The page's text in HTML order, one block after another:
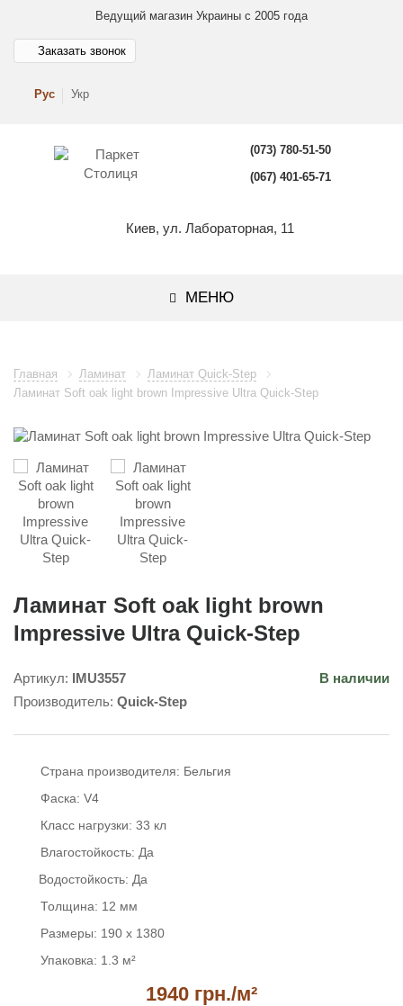
Ведущий магазин Украины с 2005 года
Рус Укр
Заказать звонок
(073) 780-51-50
(067) 401-65-71
Киев, ул. Лабораторная, 11
МЕНЮ
Главная Ламинат
Ламинат Quick-Step
Ламинат Soft oak light brown Impressive Ultra Quick-Step
Ламинат Soft oak light brown
Impressive Ultra Quick-Step
Артикул: IMU3557
В наличии
Производитель: Quick-Step
Страна производителя: Бельгия
Фаска: V4
Класс нагрузки: 33 кл
Влагостойкость: Да
Водостойкость: Да
Толщина: 12 мм
Размеры: 190 x 1380
Упаковка: 1.3 м²
1940 грн./м²